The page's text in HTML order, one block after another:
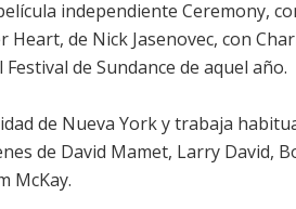
independiente Ceremony,
de Nick Jasenovec, con
de Sundance de aquel año.
de Nueva York y trabaja
de David Mamet, Larry David,
McKay.